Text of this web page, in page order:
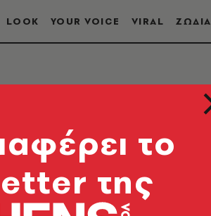
LOOK YOUR VOICE VIRAL ΖΩΔΙΑ
το
της